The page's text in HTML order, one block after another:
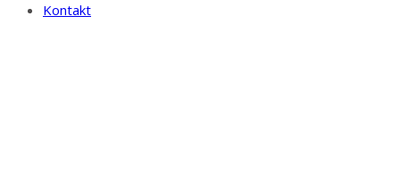
Kontakt